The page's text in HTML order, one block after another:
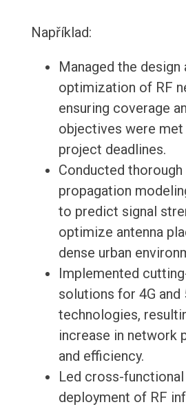
Například:
Managed the design
optimization of RF
ensuring coverage
objectives were met
project deadlines.
Conducted thorough
propagation
to predict signal
optimize antenna
dense urban
Implemented
solutions for 4G and
technologies,
increase in network
and efficiency.
Led cross-
deployment of RF